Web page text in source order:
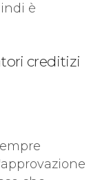
è
creditizi